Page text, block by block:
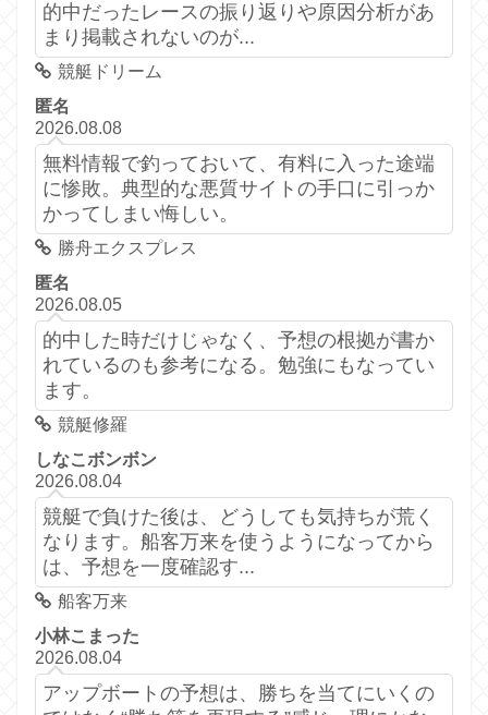
的中だったレースの振り返りや原因分析があ
まり掲載されないのが...
競艇ドリーム
匿名
2026.08.08
無料情報で釣っておいて、有料に入った途端
に惨敗。典型的な悪質サイトの手口に引っか
かってしまい悔しい。
勝舟エクスプレス
匿名
2026.08.05
的中した時だけじゃなく、予想の根拠が書か
れているのも参考になる。勉強にもなってい
ます。
競艇修羅
しなこボンボン
2026.08.04
競艇で負けた後は、どうしても気持ちが荒く
なります。船客万来を使うようになってから
は、予想を一度確認す...
船客万来
小林こまった
2026.08.04
アップボートの予想は、勝ちを当てにいくの